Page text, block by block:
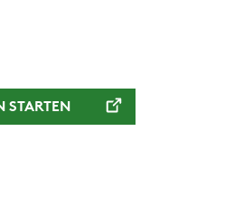
STARTEN